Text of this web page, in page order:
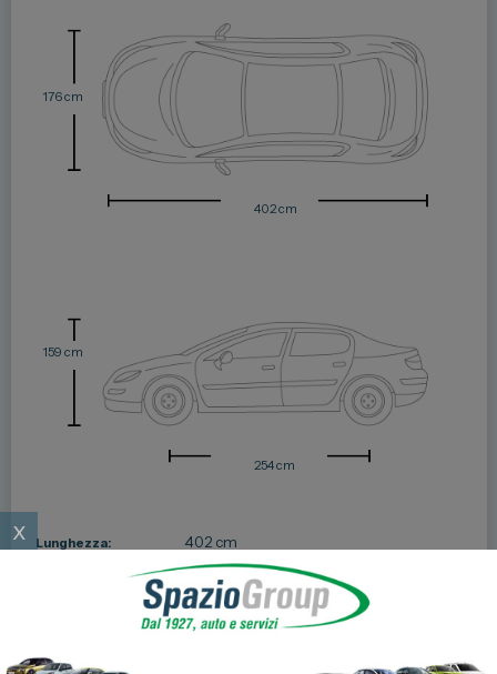
176 cm
402 cm
159 cm
254 cm
Lunghezza: 402 cm
176 cm
159 cm
x